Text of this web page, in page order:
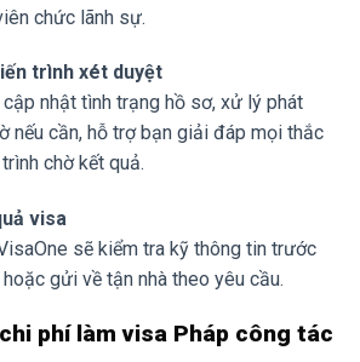
chức lãnh sự.
trình xét duyệt
nhật tình trạng hồ sơ, xử lý phát
nếu cần, hỗ trợ bạn giải đáp mọi thắc
chờ kết quả.
visa
sẽ kiểm tra kỹ thông tin trước
gửi về tận nhà theo yêu cầu.
phí làm visa Pháp công tác